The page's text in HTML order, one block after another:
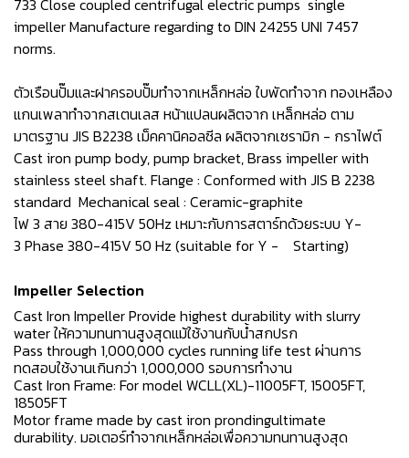
impeller Manufacture regarding to DIN 24255 UNI 7457
norms.
ตัวเรือนปั๊มและฝาครอบปั๊มทำจากเหล็กหล่อ ใบพัดทำจาก ทองเหลือง
แกนเพลาทำจากสเตนเลส หน้าแปลนผลิตจาก เหล็กหล่อ ตาม
มาตรฐาน JIS B2238 เม็คคานิคอลซีล ผลิตจากเซรามิก - กราไฟต์
Cast iron pump body, pump bracket, Brass impeller with
stainless steel shaft. Flange : Conformed with JIS B 2238
standard Mechanical seal : Ceramic-graphite
ไฟ 3 สาย 380-415V 50Hz เหมาะกับการสตาร์ทด้วยระบบ Y-
3 Phase 380-415V 50 Hz (suitable for Y - Starting)
Impeller Selection
Cast Iron Impeller Provide highest durability with slurry
water ให้ความทนทานสูงสุดแม้ใช้งานกับน้ำสกปรก
Pass through 1,000,000 cycles running life test ผ่านการ
ทดสอบใช้งานเกินกว่า 1,000,000 รอบการทำงาน
Cast Iron Frame: For model WCLL(XL)-11005FT, 15005FT,
18505FT
Motor frame made by cast iron prondingultimate
durability. มอเตอร์ทำจากเหล็กหล่อเพื่อความทนทานสูงสุด